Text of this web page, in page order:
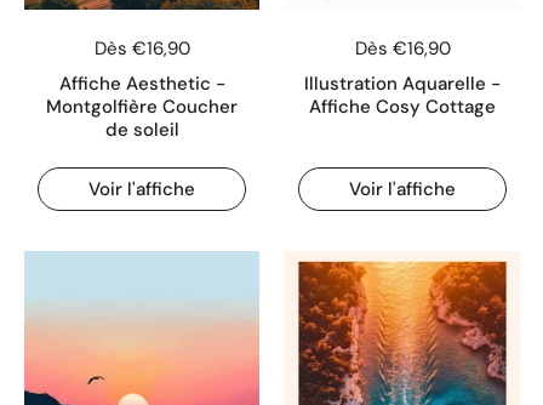
Dès €16,90
Affiche Aesthetic -
Montgolfière Coucher
de soleil
Voir l'affiche
Dès €16,90
Illustration Aquarelle -
Affiche Cosy Cottage
Voir l'affiche